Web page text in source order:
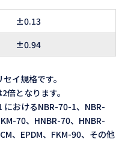
±0.13
±0.94
イ規格です。
となります。
おけるNBR-70-1、NBR-
70、HNBR-70、HNBR-
、EPDM、FKM-90、その他